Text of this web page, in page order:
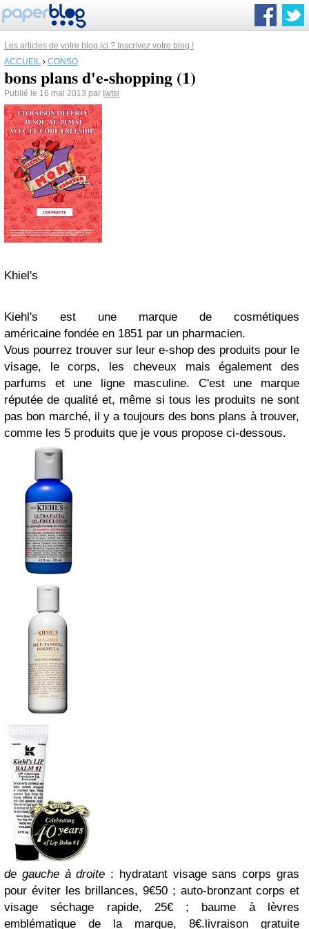
Les articles de votre blog ici ? Inscrivez votre blog !
ACCUEIL › CONSO
bons plans d'e-shopping (1)
Publié le 16 mai 2013 par Iwtsi
Khiel's
Kiehl's est une marque de cosmétiques
américaine fondée en 1851 par un pharmacien.
Vous pourrez trouver sur leur e-shop des produits pour le
visage, le corps, les cheveux mais également des
parfums et une ligne masculine. C'est une marque
réputée de qualité et, même si tous les produits ne sont
pas bon marché, il y a toujours des bons plans à trouver,
comme les 5 produits que je vous propose ci-dessous.
de gauche à droite : hydratant visage sans corps gras
pour éviter les brillances, 9€50 ; auto-bronzant corps et
visage séchage rapide, 25€ ; baume à lèvres
emblématique de la marque, 8€.livraison gratuite